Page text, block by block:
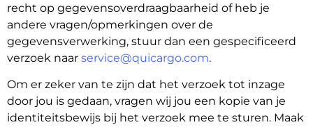
recht op gegevensoverdraagbaarheid of heb je
andere vragen/opmerkingen over de
gegevensverwerking, stuur dan een gespecificeerd
verzoek naar service@quicargo.com.
Om er zeker van te zijn dat het verzoek tot inzage
door jou is gedaan, vragen wij jou een kopie van je
identiteitsbewijs bij het verzoek mee te sturen. Maak